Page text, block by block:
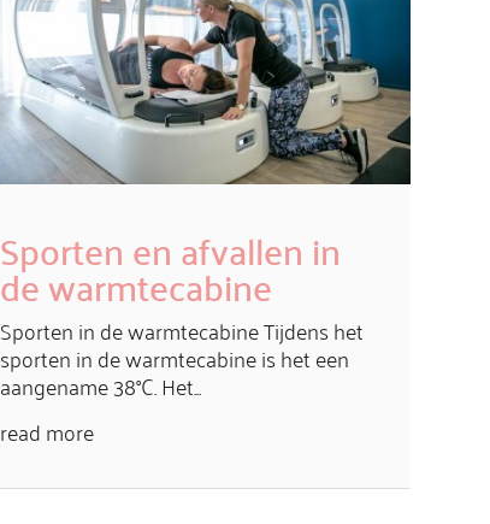
Sporten en afvallen in
de warmtecabine
Sporten in de warmtecabine Tijdens het
sporten in de warmtecabine is het een
aangename 38°C. Het...
read more